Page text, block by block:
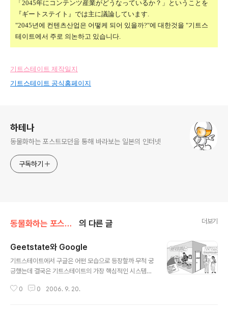
「2045年にコンテンツ産業がどうなっているか？」ということを
『ギートステイト』では主に議論しています.
"2045년에 컨텐츠산업은 어떻케 되어 있을까?"에 대한것을 "기트스
테이트에서 주로 의논하고 있습니다.
기트스테이트 제작일지
기트스테이트 공식홈페이지
하테나
동물화하는 포스트모던을 통해 바라보는 일본의 인터넷
구독하기
동물화하는 포스트모던 의 다른 글 더보기
Geetstate와 Google
기트스테이트에서 구글은 어떤 모습으로 등장할까 무척 궁
긍했는데 결국은 기트스테이트의 가장 핵심적인 시스템으
사?)로서 자리잡고 있다. 먼저 아래글을 이해하기 위해서는
0 0 2006. 9. 20.